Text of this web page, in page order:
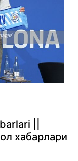
||
хабарлари